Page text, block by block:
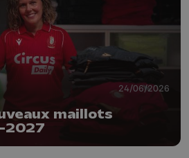
24/06/2026
maillots
2027